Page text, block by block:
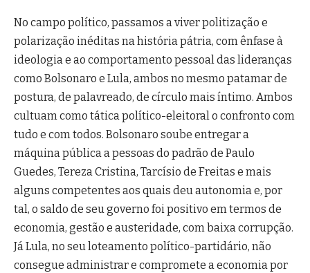
No campo político, passamos a viver politização e
polarização inéditas na história pátria, com ênfase à
ideologia e ao comportamento pessoal das lideranças
como Bolsonaro e Lula, ambos no mesmo patamar de
postura, de palavreado, de círculo mais íntimo. Ambos
cultuam como tática político-eleitoral o confronto com
tudo e com todos. Bolsonaro soube entregar a
máquina pública a pessoas do padrão de Paulo
Guedes, Tereza Cristina, Tarcísio de Freitas e mais
alguns competentes aos quais deu autonomia e, por
tal, o saldo de seu governo foi positivo em termos de
economia, gestão e austeridade, com baixa corrupção.
Já Lula, no seu loteamento político-partidário, não
consegue administrar e compromete a economia por